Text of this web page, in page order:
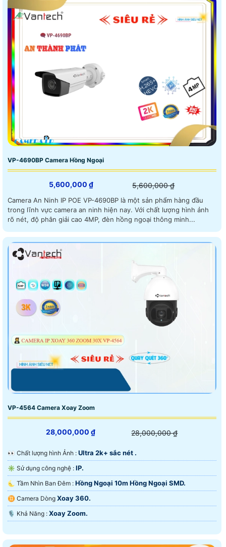
VP-4690BP Camera Hồng Ngoại
5,600,000 ₫ 5,600,000 ₫
Camera An Ninh IP POE VP-4690BP là một sản phẩm hàng đầu
trong lĩnh vực camera an ninh hiện nay. Với chất lượng hình ảnh
rõ nét, độ phân giải cao 4MP, đèn hồng ngoại thông minh...
VP-4564 Camera Xoay Zoom
28,000,000 ₫ 28,000,000 ₫
️👀 Chất lượng hình Ảnh : Ultra 2k+ sắc nét .
✳️ Sử dụng công nghệ : IP.
🌜 Tầm Nhìn Ban Đêm : Hồng Ngoại 10m Hồng Ngoại SMD.
♊ Camera Dòng Xoay 360.
️🎙 Khả Năng : Xoay Zoom.